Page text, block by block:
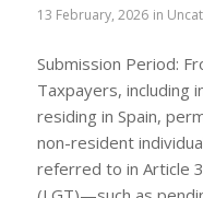
13 February, 2026 in
Submission Period:
Taxpayers, including
residing in Spain,
non-resident
referred to in Article